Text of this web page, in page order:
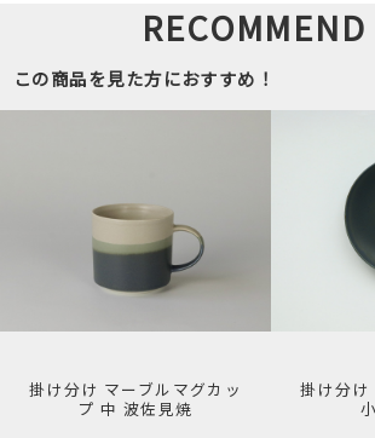
RECOMMEND
この商品を見た方におすすめ！
掛け分け マーブルマグカッ
プ 中 波佐見焼
掛け分け